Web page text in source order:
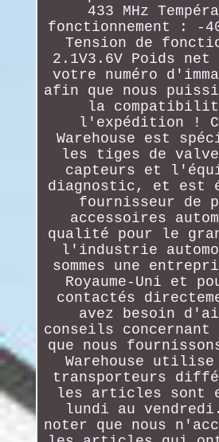
433 MHz
fonctionnement : -
Tension de
2.1V3.6V Poids
votre numéro
afin que nous
la
l'expédition !
Warehouse est
les tiges de valve
capteurs et
diagnostic, et est
fournisseur de
accessoires
qualité pour le
l'industrie
sommes une
Royaume-Uni et
contactés
avez besoin
conseils
que nous
Warehouse
transporteurs
les articles sont
lundi au
noter que nous